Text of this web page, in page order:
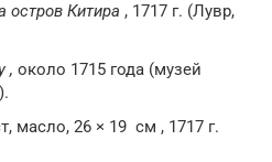
остров Китира , 1717 г. (Лувр,
, около 1715 года (музей
масло, 26 × 19 см , 1717 г.